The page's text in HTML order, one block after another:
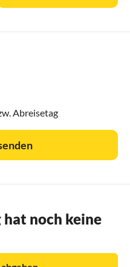
Abreisetag
noch keine